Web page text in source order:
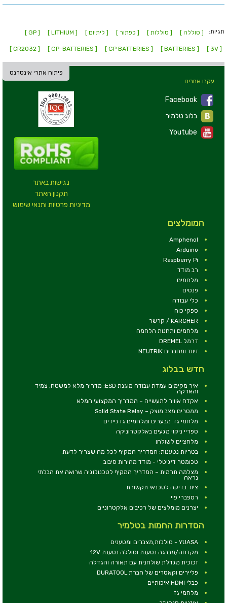
תגיות: [ סוללה ] [ סוללות ] [ כפתור ] [ ליתיום ] [ LITHIUM ]
[ GP ]
[ 3V ]
[ BATTERIES ]
[ GP BATTERIES ]
[ GP-BATTERIES ]
[ CR2032 ]
פיתוח אתרי אינטרנט
נגישות באתר
תקנון האתר
מדיניות פרטיות ותנאי שימוש
עקבו אחרינו
Facebook
Youtube
המומלצים
Amphenol
Arduino
Raspberry Pi
רב מודד
מלחמים
פנסים
כלי עבודה
ספקי כוח
KARCHER / קרשר
מלחמים ותחנות הלחמה
דרמל DREMEL
זיווד ומחברים NEUTRIK
חדש בבלוג
איך מקימים עמדת עבודה מוגנת ESD: מדריך מלא למשטח, צמיד
והארקה
אקדח אוויר לתעשייה – המדריך המקצועי המלא
ממסרים מצב מוצק – Solid State Relay
מלחמי גז: מבערים ומלחמים גז ניידים
ספריי ניקוי מגעים באלקטרוניקה
מלחציים לשולחן
בטריות נטענות: המדריך המקיף לכל מה שצריך לדעת
טכומטר דיגיטלי - מודד מהירות סיבוב
מצלמה תרמית – המדריך המקיף לטכנולוגיה שרואה את הבלתי
נראה
ציוד בדיקה לטכנאי תקשורת
רספברי פיי
יצרנים מומלצים של רכיבים אלקטרוניים
הסדרות החמות בטלמיר
YUASA - סוללות,מצברים ומטענים
מקדחה/מברגה נטענת וסוללה נטענת 12V
זכוכית מגדלת שולחנית עם תאורה והגדלה
פליירים וקאטרים של חברת DURATOOL
כבלי HDMI איכותיים
מלחמי גז